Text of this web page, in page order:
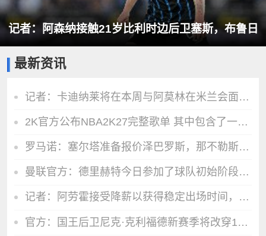
记者：阿森纳接触21岁比利时边后卫塞斯，布鲁日
最新资讯
记者：卡迪纳莱将在本周与阿莫林在米兰会面，总结引援情况
2K官方公布NBA2K27完整歌单 其中包含了一首利拉德的单曲
罗马诺：塞尔塔准备报价泽巴罗斯，那不勒斯与球员达协议但没推进
曼联官方：德里赫特今日参加了球队初始阶段的训练课
记者：阿劳霍接受降薪以获得稳定出场时间，利物浦将全额承担薪资
官方：国王后卫尼克·克利福德新赛季将改穿10号球衣 此前穿5号